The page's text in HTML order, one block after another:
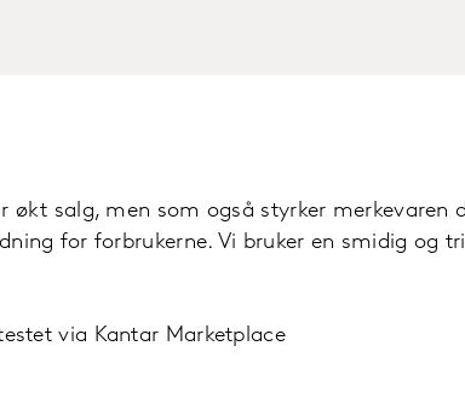
økt salg, men som også styrker
for forbrukerne. Vi bruker en smidig og
via Kantar Marketplace